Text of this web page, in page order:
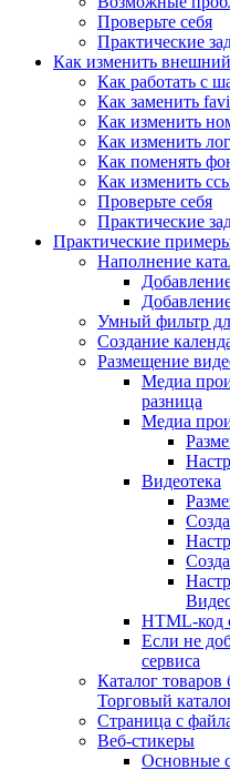
Проверьте себя
Практические
Как изменить
Как работать с
Как заменить
Как изменить
Как изменить
Как поменять
Как изменить
Проверьте себя
Практические
Практические
Наполнение
Умный фильтр
Создание
Размещение
Медиа
разница
Медиа
Видеотека
HTML-код
Если не
сервиса
Каталог товаров
Торговый
Страница с
Веб-стикеры
Основные